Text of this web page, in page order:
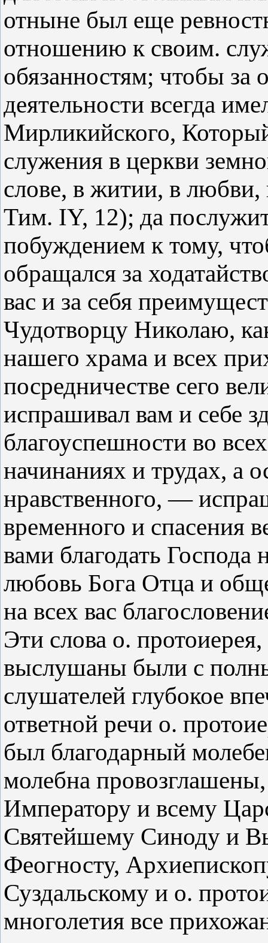
отныне был еще
отношению к своим.
обязанностям; чтобы за
деятельности всегда
Мирликийского,
служения в церкви
слове, в житии, в любви,
Тим. IY, 12); да
побуждением к тому,
обращался за
вас и за себя
Чудотворцу Николаю,
нашего храма и всех
посредничестве сего
испрашивал вам и себе
благоуспешности во
начинаниях и трудах, а
нравственного, —
временного и спасения
вами благодать
любовь Бога Отца и
на всех вас
Эти слова о.
выслушаны были с
слушателей глубокое
ответной речи о.
был благодарный
молебна
Императору и всему
Святейшему Синоду и
Феогносту,
Суздальскому и о.
многолетия все